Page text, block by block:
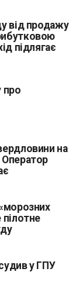
від продажу
підлягає
про
на
Оператор
пілотне
у ГПУ